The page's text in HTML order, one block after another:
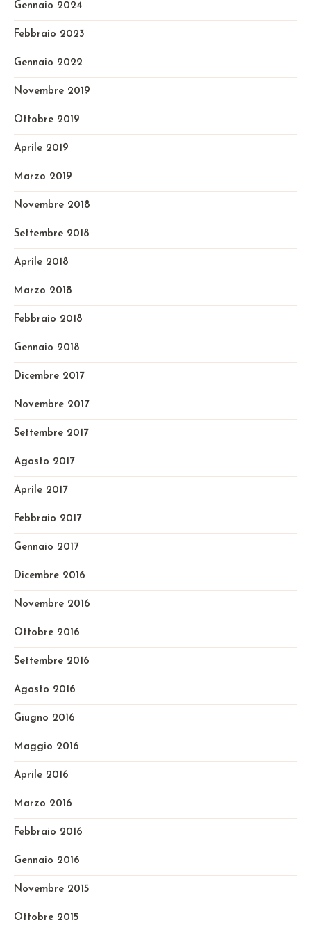
Gennaio 2024
Febbraio 2023
Gennaio 2022
Novembre 2019
Ottobre 2019
Aprile 2019
Marzo 2019
Novembre 2018
Settembre 2018
Aprile 2018
Marzo 2018
Febbraio 2018
Gennaio 2018
Dicembre 2017
Novembre 2017
Settembre 2017
Agosto 2017
Aprile 2017
Febbraio 2017
Gennaio 2017
Dicembre 2016
Novembre 2016
Ottobre 2016
Settembre 2016
Agosto 2016
Giugno 2016
Maggio 2016
Aprile 2016
Marzo 2016
Febbraio 2016
Gennaio 2016
Novembre 2015
Ottobre 2015